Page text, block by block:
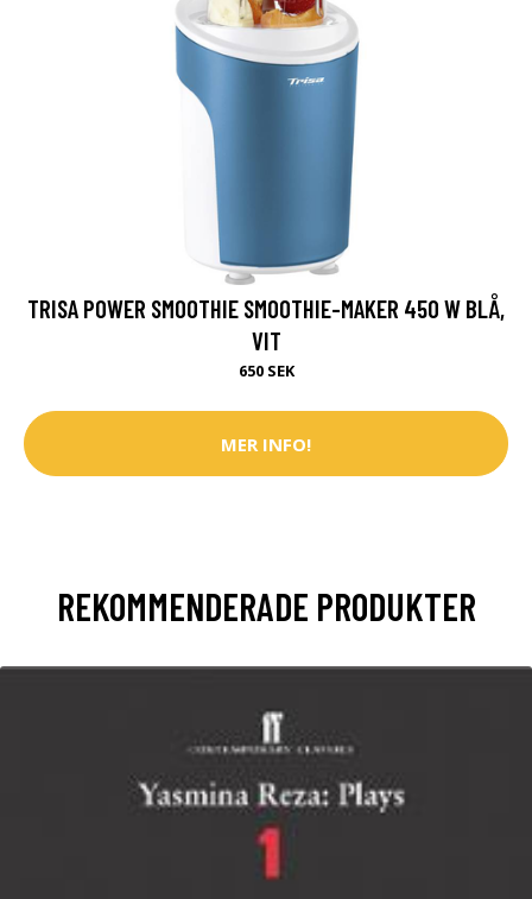
TRISA POWER SMOOTHIE SMOOTHIE-MAKER 450 W BLÅ,
VIT
650 SEK
MER INFO!
REKOMMENDERADE PRODUKTER